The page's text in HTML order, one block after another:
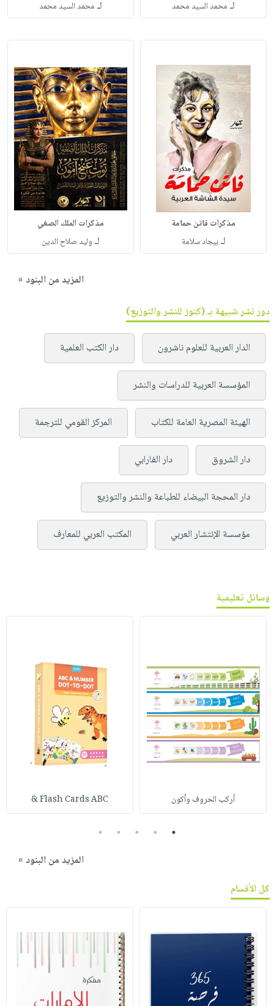
لـ محمد السيد محمد لـ محمد السيد محمد
مذكرات فاتن حمامة
لـ بيجاد سلامة
مذكرات الملك الصغي
لـ وليد صلاح الدين
المزيد من البنود »
دور نشر شبيهة بـ (كنوز للنشر والتوزيع)
الدار العربية للعلوم ناشرون دار الكتب العلمية
المؤسسة العربية للدراسات والنشر
الهيئة المصرية العامة للكتاب المركز القومي للترجمة
دار الشروق دار الفارابي
دار المحجة البيضاء للطباعة والنشر والتوزيع
مؤسسة الإنتشار العربي المكتب العربي للمعارف
وسائل تعليمية
أركب الحروف وأكون Flash Cards ABC &
1
2
3
4
5
المزيد من البنود »
كل الأقسام